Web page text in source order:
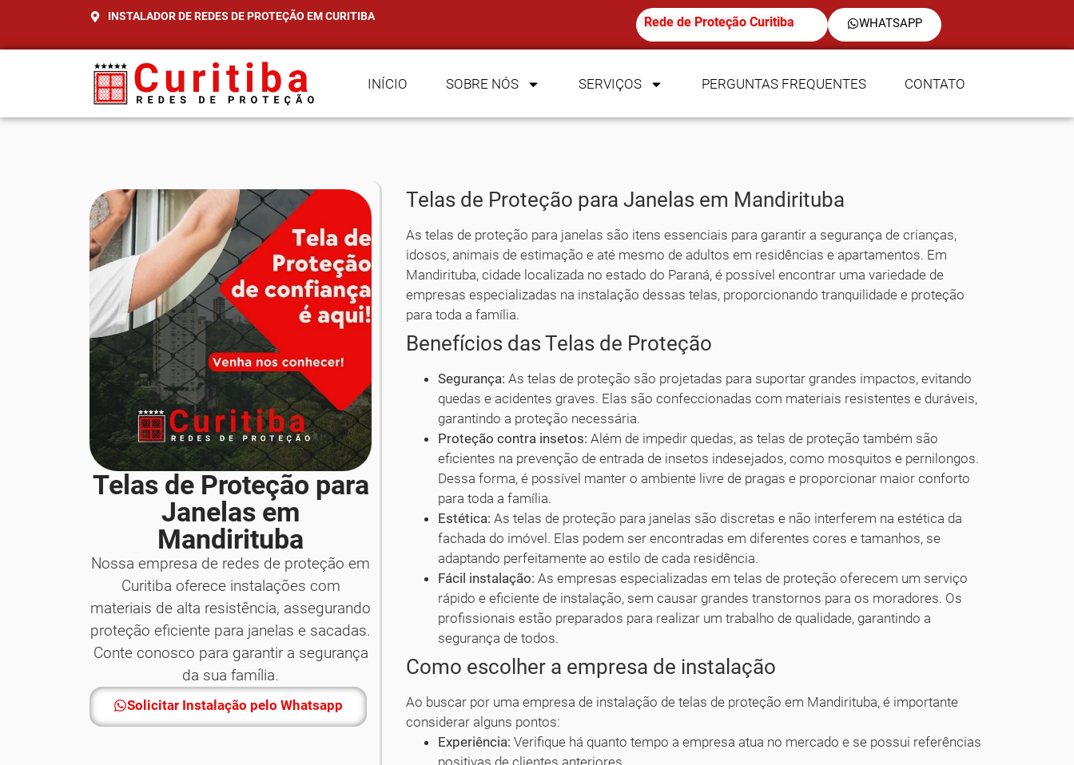
INSTALADOR DE REDES DE PROTEÇÃO EM CURITIBA Rede de Proteção Curitiba WHATSAPP
INÍCIO SOBRE NÓS SERVIÇOS PERGUNTAS FREQUENTES CONTATO
Telas de Proteção para
Janelas em
Mandirituba
Nossa empresa de redes de proteção em
Curitiba oferece instalações com
materiais de alta resistência, assegurando
proteção eficiente para janelas e sacadas.
Conte conosco para garantir a segurança
da sua família.
Solicitar Instalação pelo Whatsapp
Telas de Proteção para Janelas em Mandirituba
As telas de proteção para janelas são itens essenciais para garantir a segurança de crianças,
idosos, animais de estimação e até mesmo de adultos em residências e apartamentos. Em
Mandirituba, cidade localizada no estado do Paraná, é possível encontrar uma variedade de
empresas especializadas na instalação dessas telas, proporcionando tranquilidade e proteção
para toda a família.
Benefícios das Telas de Proteção
Segurança: As telas de proteção são projetadas para suportar grandes impactos, evitando
quedas e acidentes graves. Elas são confeccionadas com materiais resistentes e duráveis,
garantindo a proteção necessária.
Proteção contra insetos: Além de impedir quedas, as telas de proteção também são
eficientes na prevenção de entrada de insetos indesejados, como mosquitos e pernilongos.
Dessa forma, é possível manter o ambiente livre de pragas e proporcionar maior conforto
para toda a família.
Estética: As telas de proteção para janelas são discretas e não interferem na estética da
fachada do imóvel. Elas podem ser encontradas em diferentes cores e tamanhos, se
adaptando perfeitamente ao estilo de cada residência.
Fácil instalação: As empresas especializadas em telas de proteção oferecem um serviço
rápido e eficiente de instalação, sem causar grandes transtornos para os moradores. Os
profissionais estão preparados para realizar um trabalho de qualidade, garantindo a
segurança de todos.
Como escolher a empresa de instalação
Ao buscar por uma empresa de instalação de telas de proteção em Mandirituba, é importante
considerar alguns pontos:
Experiência: Verifique há quanto tempo a empresa atua no mercado e se possui referências
positivas de clientes anteriores.